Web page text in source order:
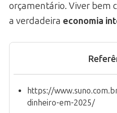
orçamentário. Viver bem
a verdadeira economia
https://
dinheiro-em-2025/